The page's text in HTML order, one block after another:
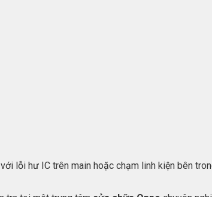
lỗi hư IC trên main hoặc chạm linh kiện bên